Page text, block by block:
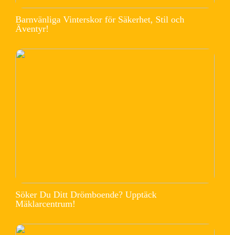
Barnvänliga Vinterskor för Säkerhet, Stil och
Äventyr!
Söker Du Ditt Drömboende? Upptäck
Mäklarcentrum!